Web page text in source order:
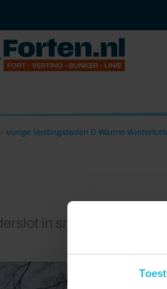
Vurige Vestingsteden & Warme
in sneeuw